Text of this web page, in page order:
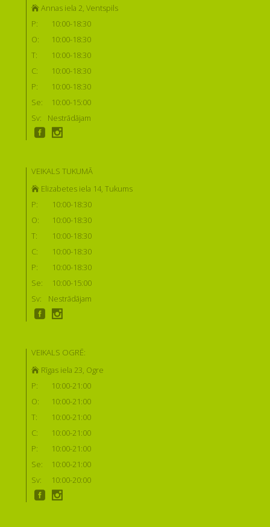
Annas iela 2, Ventspils
P:
10:00-18:30
O:
10:00-18:30
T:
10:00-18:30
C:
10:00-18:30
P:
10:00-18:30
Se:
10:00-15:00
Sv:
Nestrādājam
VEIKALS TUKUMĀ
Elizabetes iela 14, Tukums
P:
10:00-18:30
O:
10:00-18:30
T:
10:00-18:30
C:
10:00-18:30
P:
10:00-18:30
Se:
10:00-15:00
Sv:
Nestrādājam
VEIKALS OGRĒ:
Rīgas iela 23, Ogre
P:
10:00-21:00
O:
10:00-21:00
T:
10:00-21:00
C:
10:00-21:00
P:
10:00-21:00
Se:
10:00-21:00
Sv:
10:00-20:00